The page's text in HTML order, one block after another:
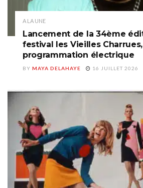
A LA UNE
Lancement de la 34ème
festival les Vieilles
programmation électrique
BY MAYA DELAHAYE 16 JUILLET 2026